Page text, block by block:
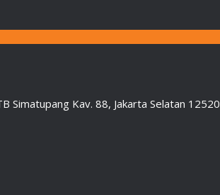
Simatupang Kav. 88, Jakarta Selatan 12520